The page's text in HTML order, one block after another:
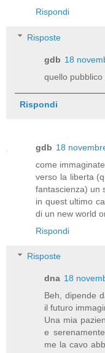
Rispondi
Risposte
gdb 18
quello
Rispondi
gdb 18
come
verso la liberta
fantascienza) un
in quest ultimo
di un new world
Rispondi
Risposte
dna 18
Beh, dipende
il futuro
Una mia
e
me la cavo